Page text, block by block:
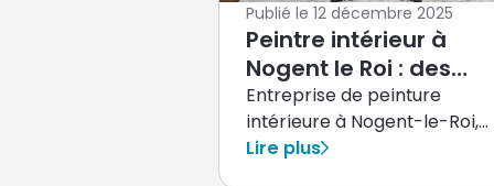
Publié le12 décembre 2025
Peintre intérieur à
Nogent le Roi : des
travaux de peinture
soignés et durables
Entreprise de peinture
intérieure à Nogent-le-Roi,
TSV28 réalise vos travaux de
Lire plus